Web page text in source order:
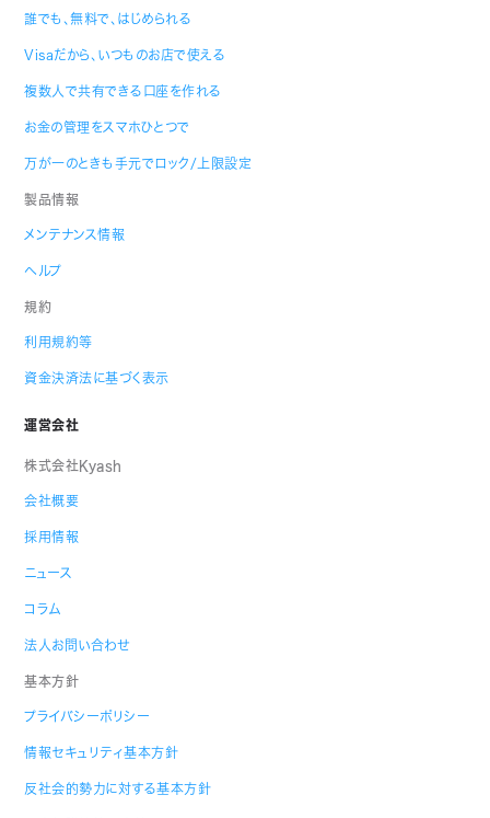
誰でも、無料で、はじめられる
Visaだから、いつものお店で使える
複数人で共有できる口座を作れる
お金の管理をスマホひとつで
万が一のときも手元でロック/上限設定
製品情報
メンテナンス情報
ヘルプ
規約
利用規約等
資金決済法に基づく表示
運営会社
株式会社Kyash
会社概要
採用情報
ニュース
コラム
法人お問い合わせ
基本方針
プライバシーポリシー
情報セキュリティ基本方針
反社会的勢力に対する基本方針